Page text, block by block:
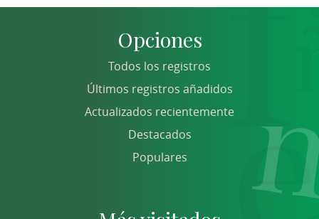
Opciones
Todos los registros
Últimos registros añadidos
Actualizados recientemente
Destacados
Populares